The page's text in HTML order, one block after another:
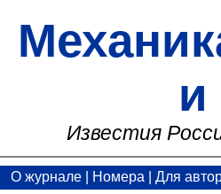
и
Известия
О журнале| Номера Для